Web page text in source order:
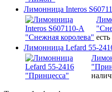
Лимонница Interos
Лимонница Lefard 55-